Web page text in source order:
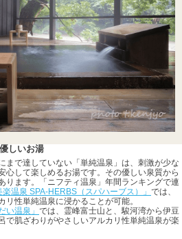
しいお湯
まで達していない「単純温泉」は、刺激が少な
心して楽しめるお湯です。その優しい泉質から
ります。「ニフティ温泉」年間ランキングで連
楽温泉 SPA-HERBS（スパハーブス）」 では、
性単純温泉に浸かることが可能。
い温泉」 では、霊峰富士山と、駿河湾から伊豆
で肌ざわりがやさしいアルカリ性単純温泉が楽